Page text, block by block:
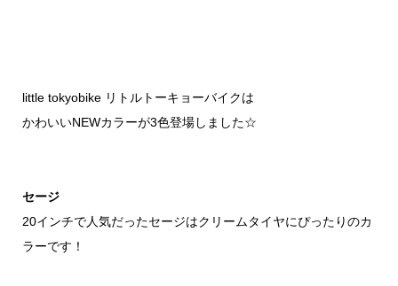
little tokyobike リトルトーキョーバイクは
かわいいNEWカラーが3色登場しました☆
セージ
20インチで人気だったセージはクリームタイヤにぴったりのカ
ラーです！